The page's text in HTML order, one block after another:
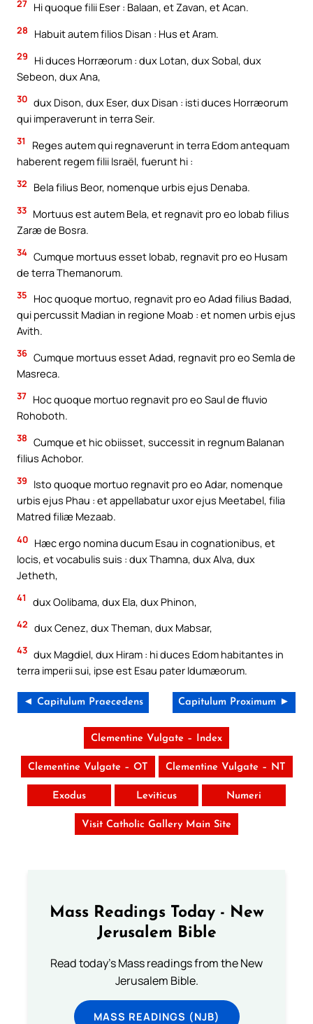
27 Hi quoque filii Eser : Balaan, et Zavan, et Acan.
28 Habuit autem filios Disan : Hus et Aram.
29
Hi duces Horræorum : dux Lotan, dux Sobal, dux
Sebeon, dux Ana,
30 dux Dison, dux Eser, dux Disan : isti duces Horræorum
qui imperaverunt in terra Seir.
31
Reges autem qui regnaverunt in terra Edom antequam
haberent regem filii Israël, fuerunt hi :
32 Bela filius Beor, nomenque urbis ejus Denaba.
33 Mortuus est autem Bela, et regnavit pro eo Iobab filius
Zaræ de Bosra.
34 Cumque mortuus esset Iobab, regnavit pro eo Husam
de terra Themanorum.
35
Hoc quoque mortuo, regnavit pro eo Adad filius Badad,
qui percussit Madian in regione Moab : et nomen urbis ejus
Avith.
36 Cumque mortuus esset Adad, regnavit pro eo Semla de
Masreca.
37 Hoc quoque mortuo regnavit pro eo Saul de fluvio
Rohoboth.
38 Cumque et hic obiisset, successit in regnum Balanan
filius Achobor.
39
Isto quoque mortuo regnavit pro eo Adar, nomenque
urbis ejus Phau : et appellabatur uxor ejus Meetabel, filia
Matred filiæ Mezaab.
40 Hæc ergo nomina ducum Esau in cognationibus, et
locis, et vocabulis suis : dux Thamna, dux Alva, dux
Jetheth,
41 dux Oolibama, dux Ela, dux Phinon,
42 dux Cenez, dux Theman, dux Mabsar,
43 dux Magdiel, dux Hiram : hi duces Edom habitantes in
terra imperii sui, ipse est Esau pater Idumæorum.
◄ Capitulum Praecedens Capitulum Proximum ►
Clementine Vulgate – Index
Clementine Vulgate – OT Clementine Vulgate – NT
Exodus Leviticus Numeri
Visit Catholic Gallery Main Site
Mass Readings Today - New
Jerusalem Bible
Read today's Mass readings from the New
Jerusalem Bible.
MASS READINGS (NJB)